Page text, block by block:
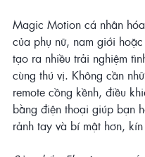
Magic Motion cá nhân
của phụ nữ, nam giới
tạo ra nhiều trải nghiệm
cùng thú vị. Không cần
remote cồng kềnh, điều
bằng điện thoại giúp bạn
rảnh tay và bí mật hơn,